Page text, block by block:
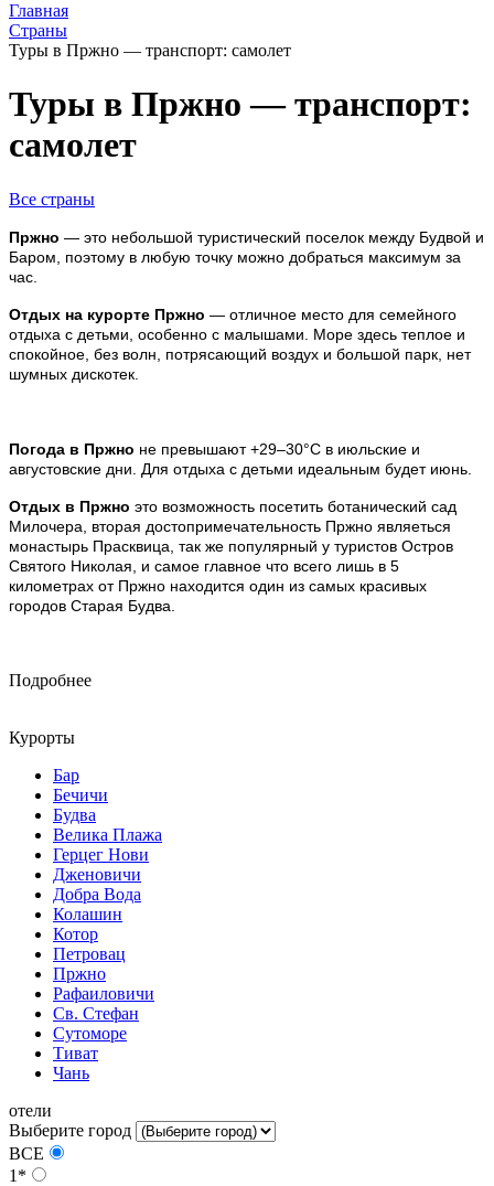
Главная
Страны
Туры в Пржно — транспорт: самолет
Туры в Пржно — транспорт:
самолет
Все страны
Пржно — это небольшой туристический поселок между Будвой и
Баром, поэтому в любую точку можно добраться максимум за
час.
Отдых на курорте Пржно — отличное место для семейного
отдыха с детьми, особенно с малышами. Море здесь теплое и
спокойное, без волн, потрясающий воздух и большой парк, нет
шумных дискотек.
Погода в Пржно не превышают +29–30°С в июльские и
августовские дни. Для отдыха с детьми идеальным будет июнь.
Отдых в Пржно это возможность посетить ботанический сад
Милочера, вторая достопримечательность Пржно являеться
монастырь Прасквица, так же популярный у туристов Остров
Святого Николая, и самое главное что всего лишь в 5
километрах от Пржно находится один из самых красивых
городов Старая Будва.
Подробнее
Курорты
Бар
Бечичи
Будва
Велика Плажа
Герцег Нови
Дженовичи
Добра Вода
Колашин
Котор
Петровац
Пржно
Рафаиловичи
Св. Стефан
Сутоморе
Тиват
Чань
отели
Выберите город
ВСЕ
1*